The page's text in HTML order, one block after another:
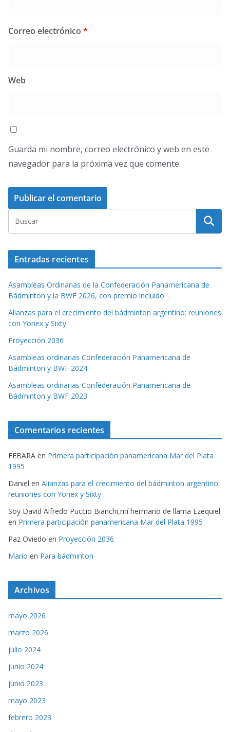
Correo electrónico *
Web
Guarda mi nombre, correo electrónico y web en este
navegador para la próxima vez que comente.
Entradas recientes
Asambleas Ordinarias de la Confederación Panamericana de
Bádminton y la BWF 2026, con premio incluido…
Alianzas para el crecimiento del bádminton argentino: reuniones
con Yonex y Sixty
Proyección 2036
Asambleas ordinarias Confederación Panamericana de
Bádminton y BWF 2024
Asambleas ordinarias Confederación Panamericana de
Bádminton y BWF 2023
Comentarios recientes
FEBARA en Primera participación panamericana Mar del Plata
1995
Daniel en Alianzas para el crecimiento del bádminton argentino:
reuniones con Yonex y Sixty
Soy David Alfredo Puccio Bianchi,mí hermano de llama Ezequiel
en Primera participación panamericana Mar del Plata 1995
Paz Oviedo en Proyección 2036
Mario en Para bádminton
Archivos
mayo 2026
marzo 2026
julio 2024
junio 2024
junio 2023
mayo 2023
febrero 2023